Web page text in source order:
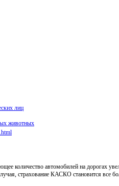
лиц
животных
количество автомобилей на дорогах
страхование КАСКО становится все